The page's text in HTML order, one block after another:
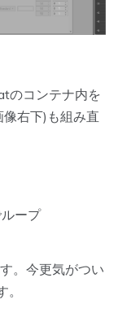
のコンテナ内を
右下)も組み直
ープ
。今更気がつい